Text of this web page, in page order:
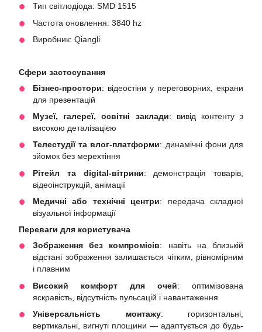
Тип світлодіода: SMD 1515
Частота оновлення: 3840 hz
Виробник: Qiangli
Сфери застосування
Бізнес-простори: відеостіни у переговорних, екрани
для презентацій
Музеї, галереї, освітні заклади: вивід контенту з
високою деталізацією
Телестудії та влог-платформи: динамічні фони для
зйомок без мерехтіння
Рітейл та digital-вітрини: демонстрація товарів,
відеоінструкцій, анімації
Медичні або технічні центри: передача складної
візуальної інформації
Переваги для користувача
Зображення без компромісів: навіть на близькій
відстані зображення залишається чітким, рівномірним
і плавним
Високий комфорт для очей: оптимізована
яскравість, відсутність пульсацій і навантаження
Універсальність монтажу: горизонтальні,
вертикальні, вигнуті площини — адаптується до будь-